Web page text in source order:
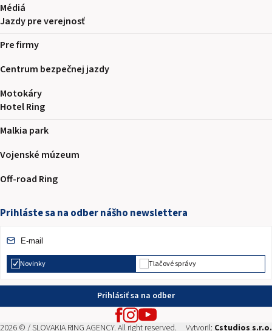
Médiá
Jazdy pre verejnosť
Pre firmy
Centrum bezpečnej jazdy
Motokáry
Hotel Ring
Malkia park
Vojenské múzeum
Off-road Ring
Prihláste sa na odber nášho newslettera
Novinky Tlačové správy
Prihlásiť sa na odber
2026 © / SLOVAKIA RING AGENCY. All right reserved. Vytvoril: Cstudios s.r.o.